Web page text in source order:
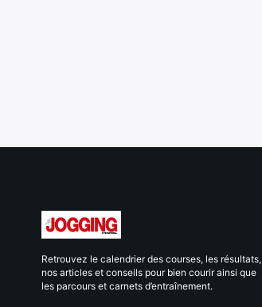
Retrouvez le calendrier des courses, les résultats,
nos articles et conseils pour bien courir ainsi que
les parcours et carnets d’entraînement.